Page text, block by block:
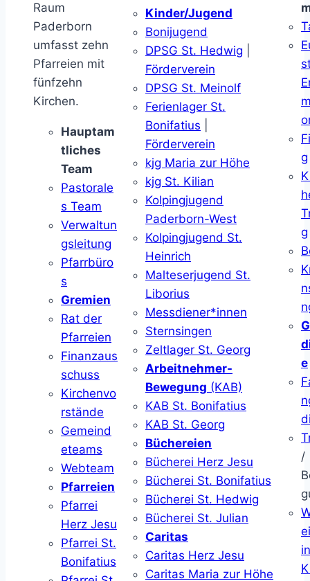
Raum
Paderborn
umfasst zehn
Pfarreien mit
fünfzehn
Kirchen.
Hauptam
tliches
Team
Pastorale
s Team
Verwaltun
gsleitung
Pfarrbüro
s
Gremien
Rat der
Pfarreien
Finanzaus
schuss
Kirchenvo
rstände
Gemeind
eteams
Webteam
Pfarreien
Pfarrei
Herz Jesu
Pfarrei St.
Bonifatius
Kinder/Jugend
Bonijugend
DPSG St. Hedwig
Förderverein
DPSG St. Meinolf
Ferienlager St.
Bonifatius
Förderverein
kjg Maria zur Höhe
kjg St. Kilian
Kolpingjugend
Paderborn-West
Kolpingjugend St.
Heinrich
Malteserjugend St.
Liborius
Messdiener*innen
Sternsingen
Zeltlager St. Georg
Arbeitnehmer-
Bewegung (KAB)
KAB St. Bonifatius
KAB St. Georg
Büchereien
Bücherei Herz Jesu
Bücherei St. Bonifatius
Bücherei St. Hedwig
Bücherei St. Julian
Caritas
Caritas Herz Jesu
Caritas Maria zur Höhe
g
g
e
/